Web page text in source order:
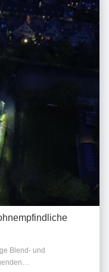
Blend- und